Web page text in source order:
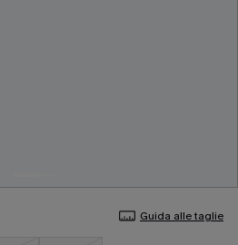
Guida alle taglie